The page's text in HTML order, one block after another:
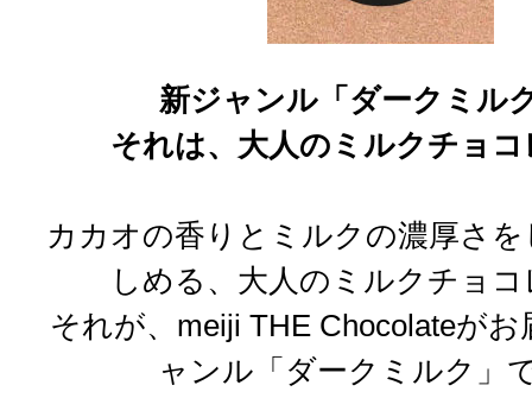
新ジャンル「ダークミル
それは、大人のミルクチョコ
カカオの香りとミルクの濃厚さ
しめる、大人のミルクチョ
それが、meiji THE Chocolateが
ャンル「ダークミルク」